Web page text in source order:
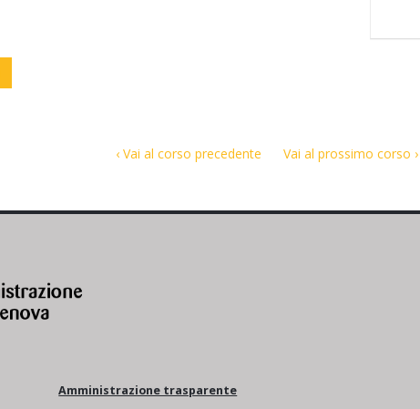
‹ Vai al corso precedente Vai al prossimo corso ›
Amministrazione trasparente